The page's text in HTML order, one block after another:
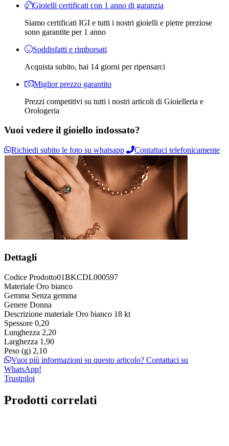
Gioielli certificati con 1 anno di garanzia
Siamo certificati IGI e tutti i nostri gioielli e pietre preziose
sono garantite per 1 anno
Soddisfatti e rimborsati
Acquista subito, hai 14 giorni per ripensarci
Miglior prezzo garantito
Prezzi competitivi su tutti i nostri articoli di Gioielleria e
Orologeria
Vuoi vedere il gioiello indossato?
Richiedi subito le foto su whatsapp Contattaci telefonicamente
Dettagli
Codice Prodotto01BKCDL000597
Materiale Oro bianco
Gemma Senza gemma
Genere Donna
Descrizione materiale Oro bianco 18 kt
Spessore 0,20
Lunghezza 2,20
Larghezza 1,90
Peso (g) 2,10
Vuoi più informazioni su questo articolo? Contattaci su
WhatsApp!
Trustpilot
Prodotti correlati